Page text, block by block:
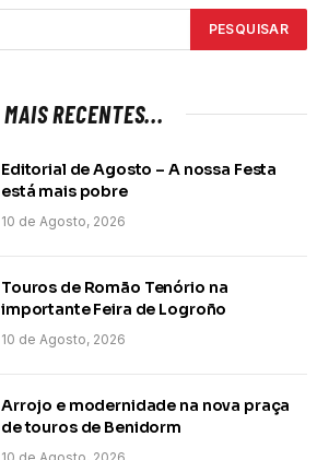
MAIS RECENTES...
Editorial de Agosto – A nossa Festa
está mais pobre
10 de Agosto, 2026
Touros de Romão Tenório na
importante Feira de Logroño
10 de Agosto, 2026
Arrojo e modernidade na nova praça
de touros de Benidorm